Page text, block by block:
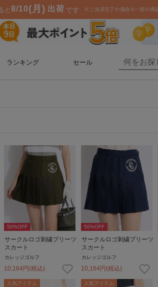
ランキング セール
50%OFF
サークルロゴ刺繍プリーツ
スカート
カレッジゴルフ
10,164円(税込)
50%OFF
サークルロゴ刺繍プリーツ
スカート
カレッジゴルフ
10,164円(税込)
人気アイテム 人気アイテム